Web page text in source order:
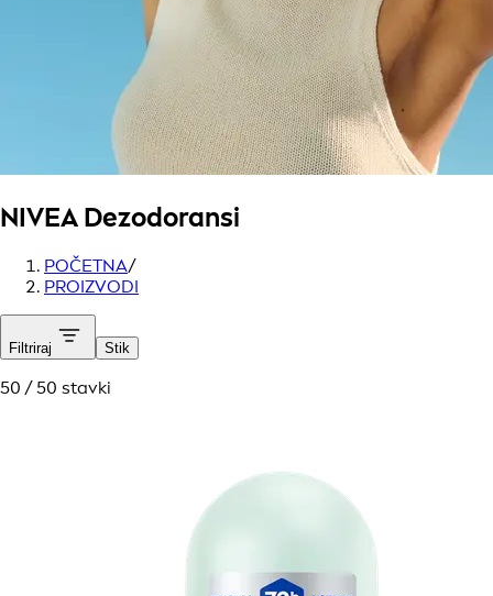
NIVEA Dezodoransi
POČETNA/
PROIZVODI
Filtriraj Stik
50 / 50 stavki